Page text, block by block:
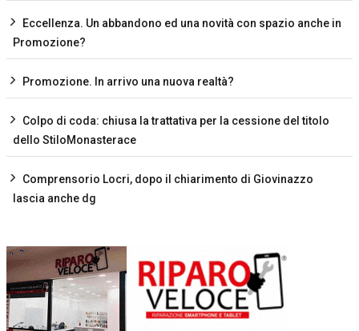
Eccellenza. Un abbandono ed una novità con spazio anche in
Promozione?
Promozione. In arrivo una nuova realtà?
Colpo di coda: chiusa la trattativa per la cessione del titolo
dello StiloMonasterace
Comprensorio Locri, dopo il chiarimento di Giovinazzo
lascia anche dg